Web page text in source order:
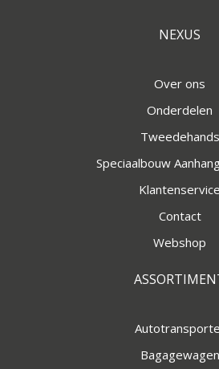
NEXUS
Over ons
Onderdelen
Tweedehands
Speciaalbouw
Klantenservice
Contact
Webshop
Bagagewagen